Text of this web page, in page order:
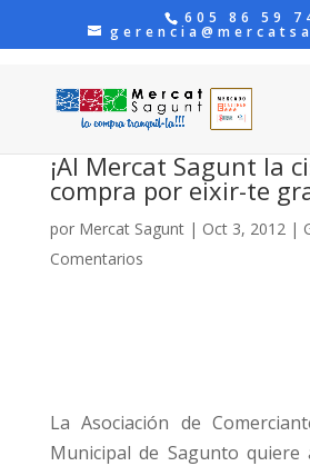
605 86 59
¡Al Mercat Sagunt la
compra por eixir-te
por Mercat Sagunt| Oct 3, 2012|
Comentarios
La Asociación de
Municipal de Sagunto quiere